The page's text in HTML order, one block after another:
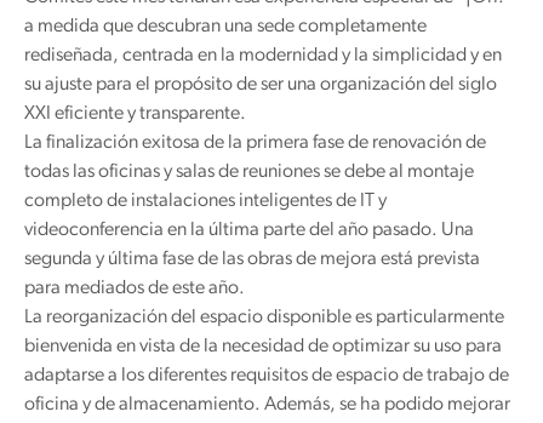
a medida que descubran una sede completamente
rediseñada, centrada en la modernidad y la simplicidad y en
su ajuste para el propósito de ser una organización del siglo
XXI eficiente y transparente.
La finalización exitosa de la primera fase de renovación de
todas las oficinas y salas de reuniones se debe al montaje
completo de instalaciones inteligentes de IT y
videoconferencia en la última parte del año pasado. Una
segunda y última fase de las obras de mejora está prevista
para mediados de este año.
La reorganización del espacio disponible es particularmente
bienvenida en vista de la necesidad de optimizar su uso para
adaptarse a los diferentes requisitos de espacio de trabajo de
oficina y de almacenamiento. Además, se ha podido mejorar